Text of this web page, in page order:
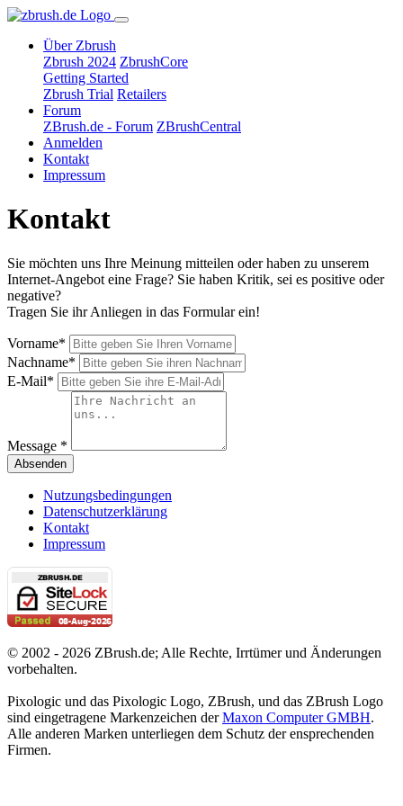
Über Zbrush
Zbrush 2024 ZbrushCore
Getting Started
Zbrush Trial Retailers
Forum
ZBrush.de - Forum ZBrushCentral
Anmelden
Kontakt
Impressum
Kontakt
Sie möchten uns Ihre Meinung mitteilen oder haben zu unserem
Internet-Angebot eine Frage? Sie haben Kritik, sei es positive oder
negative?
Tragen Sie ihr Anliegen in das Formular ein!
Vorname*
Nachname*
E-Mail*
Message *
Absenden
Nutzungsbedingungen
Datenschutzerklärung
Kontakt
Impressum
© 2002 - 2026 ZBrush.de; Alle Rechte, Irrtümer und Änderungen
vorbehalten.
Pixologic und das Pixologic Logo, ZBrush, und das ZBrush Logo
sind eingetragene Markenzeichen derMaxon Computer GMBH.
Alle anderen Marken unterliegen dem Schutz der ensprechenden
Firmen.